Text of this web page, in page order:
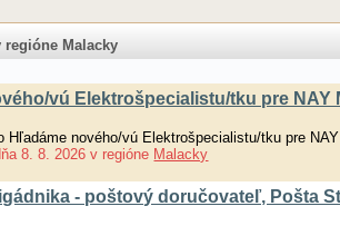
regióne Malacky
vú Elektrošpecialistu/tku pre NAY
Hľadáme nového/vú Elektrošpecialistu/tku pre
8. 8. 2026 v regióne Malacky
- poštový doručovateľ, Pošta